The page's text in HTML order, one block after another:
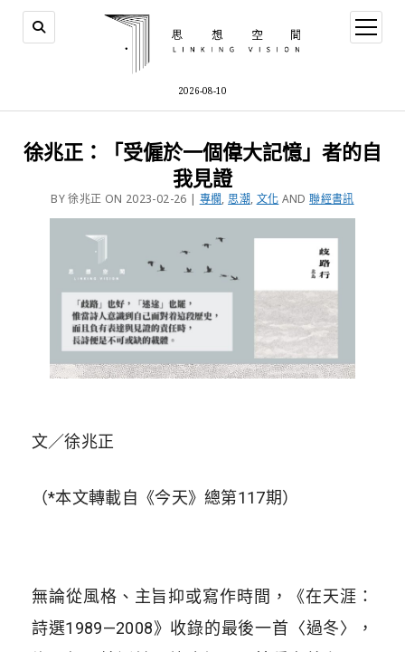
2026-08-10
徐兆正：「受僱於一個偉大記憶」者的自
我見證
BY 徐兆正 ON 2023-02-26 | 專欄,思潮, 文化 AND聯經書訊
文／徐兆正
（*本文轉載自《今天》總第117期）
無論從風格、主旨抑或寫作時間，《在天涯：
詩選1989—2008》收錄的最後一首〈過冬〉，